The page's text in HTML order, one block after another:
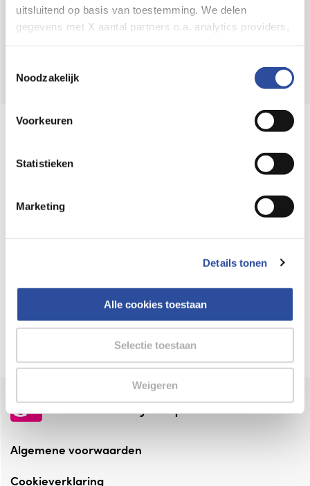
uitsluitend op basis van toestemming. We delen
gegevens met X aantal partners o.a. analytics providers,
en de bewaartermijnen per categorie. Je kunt je keuze op
gegevensverwerking staat in de
Privacyverklaring
Noodzakelijk
Voorkeuren
Statistieken
Marketing
Details tonen
Alle cookies toestaan
Selectie toestaan
Weigeren
VolgDAop:
Online aanbieder medicijnen
webshop mag verkopen.
⁠Verantwoorde zorg, ⁠ook online.
Altijd onze folder bij de hand
Check onze folders ⁠bij AlleFolders.
de vriendelijke specialist
Algemene voorwaarden
Cookieverklaring